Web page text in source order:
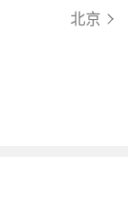
北京